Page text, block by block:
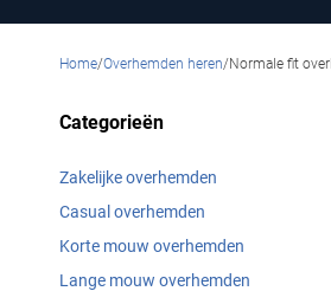
Home Overhemden heren Normale fit
Categorieën
Zakelijke overhemden
Casual overhemden
Korte mouw overhemden
Lange mouw overhemden